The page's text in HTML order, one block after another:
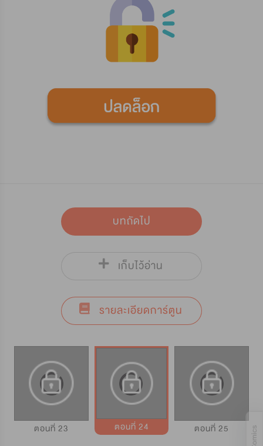
บทถัดไป
เก็บไว้อ่าน
รายละเอียดการ์ตูน
ตอนที่ 23 ตอนที่ 24 ตอนที่ 25